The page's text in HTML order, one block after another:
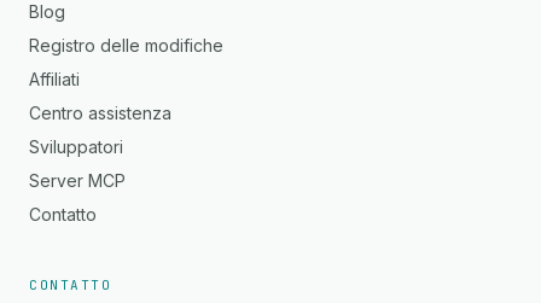
Blog
Registro delle modifiche
Affiliati
Centro assistenza
Sviluppatori
Server MCP
Contatto
CONTATTO